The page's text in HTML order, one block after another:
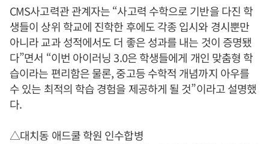
CMS사고력관 관계자는 “사고력 수학으로 기반을 다진 학
생들이 상위 학교에 진학한 후에도 각종 입시와 경시뿐만
아니라 교과 성적에서도 더 좋은 성과를 내는 것이 증명됐
다”면서 “이번 아이러닝 3.0은 학생들에게 개인 맞춤형 학
습이라는 편리함은 물론, 중고등 수학적 개념까지 아우를
수 있는 최적의 학습 경험을 제공하게 될 것”이라고 설명했
다.
△대치동 애드쿨 학원 인수합병